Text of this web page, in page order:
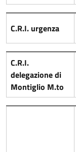
C.R.I. urgenza
C.R.I.
delegazione di
Montiglio M.to